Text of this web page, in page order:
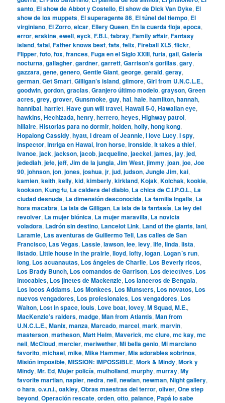
santo, El show de Abbot y Costello, El show de Dick Van Dyke, El
show de los muppets, El superagente 86, El túnel del tiempo, El
virginiano, El Zorro,elcar, Ellery Queen, En la cuerda floja,epoca,
error,erskine,ewell,eyck,F.B.I.,fabray,Family affair,Fantasy
island,fatal,Father knows best,fats,felix,Fireball XL5,flickr,
Flipper,foto,fox,frances,Fuga en el Siglo XXIII,furia,gail,Galería
nocturna,gallagher,gardner,garrett,Garrison’s gorillas,gary,
gazzara,gene,genero,Gentle Giant,george,gerald,geray,
german,Get Smart,Gilligan’s island,gilmore,Girl from U.N.C.L.E.,
goodwin,gordon,gracias,Granjero último modelo,grayson,Green
acres,grey,grover,Gunsmoke,guy,hal,hale,hamilton,hannah,
hannibal,harriet,Have gun will travel,Hawaii 5-0,Hawaiian eye,
hawkins,Hechizada,henry,herrero,heyes,Highway patrol,
hillaire,Historias para no dormir,holden,holly,hong kong,
Hopalong Cassidy,hyatt,I dream of Jeannie,I love Lucy,I spy,
inspector,Intriga en Hawai,Iron horse,Ironside,It takes a thief,
Ivanoe,jack,jackson,jacob,jacqueline,jaeckel,james,jay,jed,
jedediah,jefe,jeff,Jim de la jungla,Jim West,jimmy,joan,joe,Joe
90,johnson,jon,jones,joshua,jr,jud,judson,Jungle Jim,kai,
kamien,keith,kelly,kid,kimberly,kirkland,Kojak,Kolchak,kookie,
kookson,Kung fu, La caldera del diablo, La chica de C.I.P.O.L., La
ciudad desnuda, La dimensión desconocida, La familia Ingalls, La
hora macabra, La isla de Gilligan, La isla de la fantasía, La ley del
revolver, La mujer biónica, La mujer maravilla, La novicia
voladora, Ladrón sin destino, Lancelot Link, Land of the giants,lani,
Laramie, Las aventuras de Guillermo Tell, Las calles de San
Francisco, Las Vegas, Lassie,lawson,lee,levy,life,linda,lista,
listado, Little house in the prairie,lloyd,lofty,logan, Logan´s run,
long, Los acuanautas, Los ángeles de Charlie, Los Beverly ricos,
Los Brady Bunch, Los comandos de Garrison, Los detectives, Los
intocables, Los jinetes de Mackenzie, Los lanceros de Bengala,
Los locos Addams, Los Monkees, Los Munsters, Los novatos, Los
nuevos vengadores, Los profesionales, Los vengadores, Los
Walton, Lost in space,louis, Love boat,lovey,M Squad,M.E.,
MacKenzie’s raiders,madge,Man from Atlantis,Man from
U.N.C.L.E.,Manix,manza,Marcado,marcel,mark,marvin,
masterson,matheson,Matt Helm,Maverick,mc clure,mc kay,mc
neil,McCloud,mercier,meriwether,Mi bella genio,Mi marciano
favorito,michael,mike,Mike Hammer,Mis adorables sobrinos,
Misión imposible,MISSION: IMPOSSIBLE,Mork & Mindy,Mork y
Mindy,Mr. Ed,Mujer policía,mulholland,murphy,murray,My
favorite martian,napier,nedra,neil,newlan,newman,Night gallery,
o hara,o.v.n.i.,oakley,Obras maestras del terror,oliver,One step
beyond,Operación rescate,orden,otto,palance, Papá lo sabe